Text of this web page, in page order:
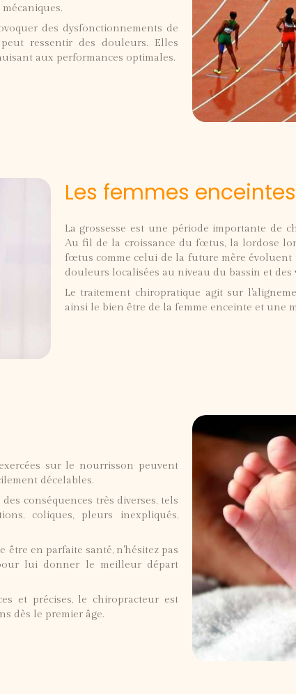
des dysfonctionnements de
ressentir des douleurs. Elles
aux performances optimales.
Les femmes enceintes
La grossesse est une période importante de
Au fil de la croissance du fœtus, la lordose
fœtus comme celui de la future mère évoluent
douleurs localisées au niveau du bassin et des
Le traitement chiropratique agit sur
ainsi le bien être de la femme enceinte et
sur le nourrisson peuvent
décelables.
conséquences très diverses, tels
coliques, pleurs inexpliqués,
être en parfaite santé, n'hésitez pas
lui donner le meilleur départ
et précises, le chiropracteur est
dès le premier âge.